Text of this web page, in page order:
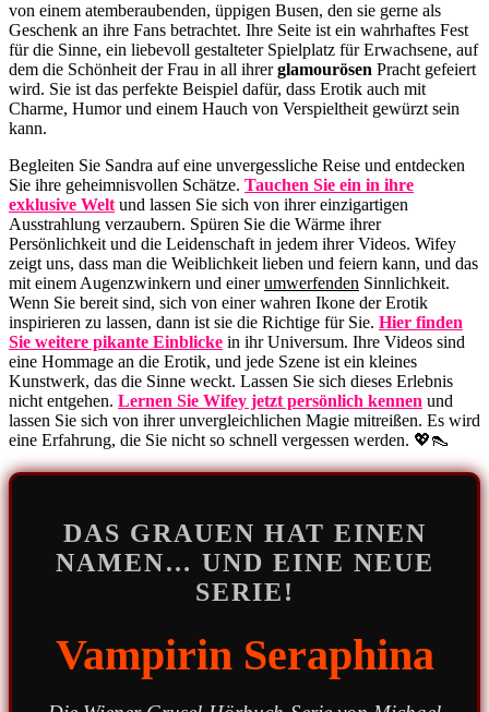
von einem atemberaubenden, üppigen Busen, den sie gerne als
Geschenk an ihre Fans betrachtet. Ihre Seite ist ein wahrhaftes Fest
für die Sinne, ein liebevoll gestalteter Spielplatz für Erwachsene, auf
dem die Schönheit der Frau in all ihrerglamourösen Pracht gefeiert
wird. Sie ist das perfekte Beispiel dafür, dass Erotik auch mit
Charme, Humor und einem Hauch von Verspieltheit gewürzt sein
kann.
Begleiten Sie Sandra auf eine unvergessliche Reise und entdecken
Sie ihre geheimnisvollen Schätze. Tauchen Sie ein in ihre
exklusive Welt und lassen Sie sich von ihrer einzigartigen
Ausstrahlung verzaubern. Spüren Sie die Wärme ihrer
Persönlichkeit und die Leidenschaft in jedem ihrer Videos. Wifey
zeigt uns, dass man die Weiblichkeit lieben und feiern kann, und das
mit einem Augenzwinkern und einerumwerfenden Sinnlichkeit.
Wenn Sie bereit sind, sich von einer wahren Ikone der Erotik
inspirieren zu lassen, dann ist sie die Richtige für Sie. Hier finden
Sie weitere pikante Einblicke in ihr Universum. Ihre Videos sind
eine Hommage an die Erotik, und jede Szene ist ein kleines
Kunstwerk, das die Sinne weckt. Lassen Sie sich dieses Erlebnis
nicht entgehen. Lernen Sie Wifey jetzt persönlich kennen und
lassen Sie sich von ihrer unvergleichlichen Magie mitreißen. Es wird
eine Erfahrung, die Sie nicht so schnell vergessen werden. 💖👠
DAS GRAUEN HAT EINEN
NAMEN… UND EINE NEUE
SERIE!
Vampirin Seraphina